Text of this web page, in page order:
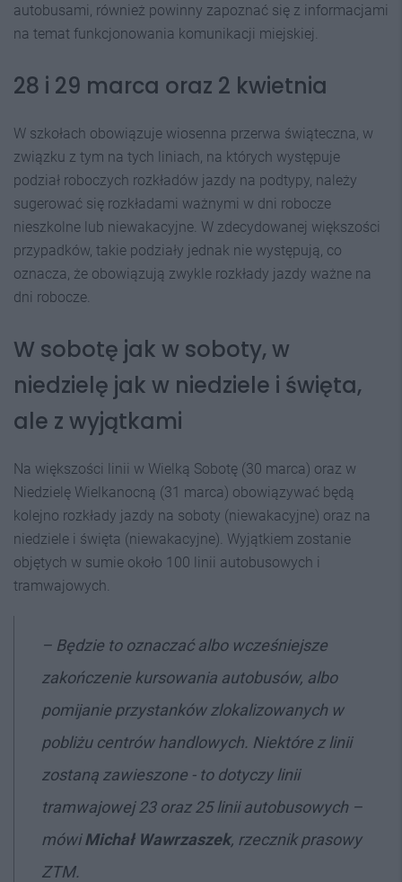
autobusami, również powinny zapoznać się z informacjami
na temat funkcjonowania komunikacji miejskiej.
28 i 29 marca oraz 2 kwietnia
W szkołach obowiązuje wiosenna przerwa świąteczna, w
związku z tym na tych liniach, na których występuje
podział roboczych rozkładów jazdy na podtypy, należy
sugerować się rozkładami ważnymi w dni robocze
nieszkolne lub niewakacyjne. W zdecydowanej większości
przypadków, takie podziały jednak nie występują, co
oznacza, że obowiązują zwykle rozkłady jazdy ważne na
dni robocze.
W sobotę jak w soboty, w
niedzielę jak w niedziele i święta,
ale z wyjątkami
Na większości linii w Wielką Sobotę (30 marca) oraz w
Niedzielę Wielkanocną (31 marca) obowiązywać będą
kolejno rozkłady jazdy na soboty (niewakacyjne) oraz na
niedziele i święta (niewakacyjne). Wyjątkiem zostanie
objętych w sumie około 100 linii autobusowych i
tramwajowych.
– Będzie to oznaczać albo wcześniejsze
zakończenie kursowania autobusów, albo
pomijanie przystanków zlokalizowanych w
pobliżu centrów handlowych. Niektóre z linii
zostaną zawieszone - to dotyczy linii
tramwajowej 23 oraz 25 linii autobusowych –
mówiMichał Wawrzaszek, rzecznik prasowy
ZTM.